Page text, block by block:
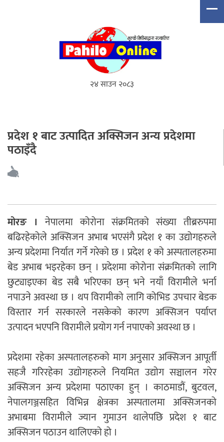
२४ साउन २०८३
प्रदेश १ बाट उत्पादित अक्सिजन अन्य प्रदेशमा
पठाइँदै
मोरङ । नेपालमा कोरोना संक्रमितको संख्या तीब्ररुपमा
बढिरहेकोले अक्सिजन अभाब भएसंगै प्रदेश १ का उद्योगहरुले
अन्य प्रदेशमा निर्यात गर्ने गरेको छ । प्रदेश १ को अस्पतालहरुमा
बेड अभाब भइरहेका छन् । प्रदेशमा कोरोना संक्रमितको लागि
छुट्याइएका बेड सबै भरिएका छन् भने नयाँ विरामीले भर्ना
नपाउने अवस्था छ । थप विरामीको लागि कोभिड उपचार बेडक
विस्तार गर्न सरकारले नसकेको कारण अक्सिजन पर्याप्त
उत्पादन भएपनि विरामीले प्रयोग गर्न नपाएको अवस्था छ ।
प्रदेशमा रहेका अस्पतालहरुको माग अनुसार अक्सिजन आपूर्ती
सहजै गरिरहेका उद्योगहरुले नियमित उद्योग सञ्चालन गरेर
अक्सिजन अन्य प्रदेशमा पठाएका हुन् । काठमाडौं, बुटवल,
नेपालगञ्जसहित विभिन्न क्षेत्रका अस्पतालमा अक्सिजनको
अभाबमा विरामीले ज्यान गुमाउन थालेपछि प्रदेश १ बाट
अक्सिजन पठाउन थालिएको हो ।